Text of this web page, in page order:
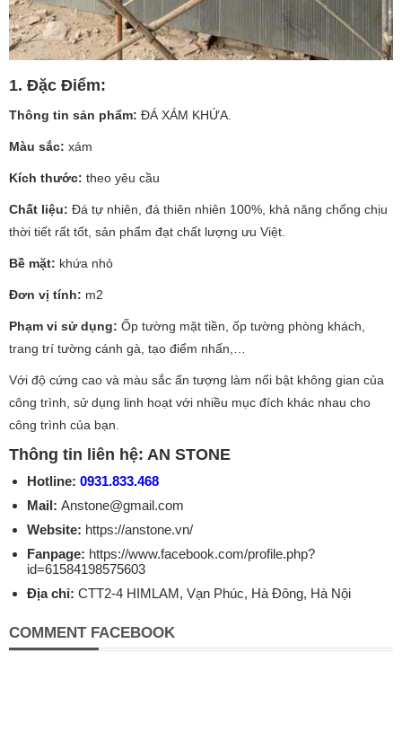
1. Đặc Điểm:
Thông tin sản phẩm: ĐÁ XÁM KHỨA.
Màu sắc: xám
Kích thước: theo yêu cầu
Chất liệu: Đá tự nhiên, đá thiên nhiên 100%, khả năng chống chịu
thời tiết rất tốt, sản phẩm đạt chất lượng ưu Việt.
Bề mặt: khứa nhỏ
Đơn vị tính: m2
Phạm vi sử dụng: Ốp tường mặt tiền, ốp tường phòng khách,
trang trí tường cánh gà, tạo điểm nhấn,…
Với độ cứng cao và màu sắc ấn tượng làm nổi bật không gian của
công trình, sử dụng linh hoạt với nhiều mục đích khác nhau cho
công trình của bạn.
Thông tin liên hệ: AN STONE
Hotline: 0931.833.468
Mail: Anstone@gmail.com
Website: https://anstone.vn/
Fanpage: https://www.facebook.com/profile.php?
id=61584198575603
Địa chỉ: CTT2-4 HIMLAM, Vạn Phúc, Hà Đông, Hà Nội
COMMENT FACEBOOK